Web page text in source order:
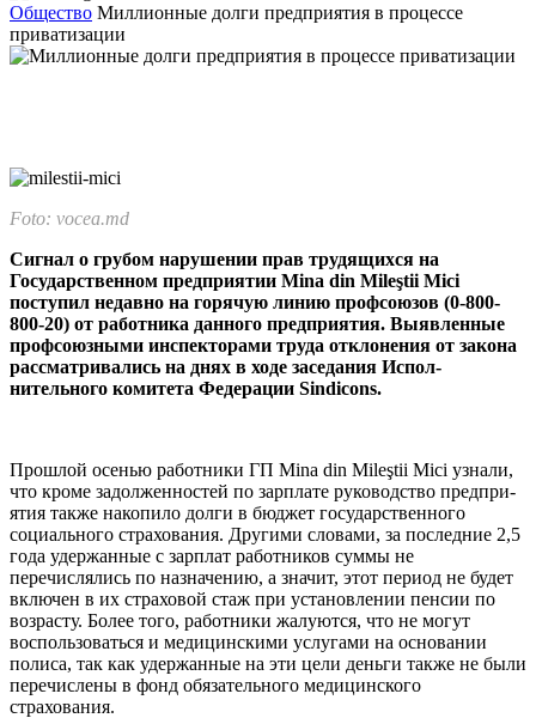
Общество Миллионные долги предприятия в процессе
приватизации
Foto: vocea.md
Сигнал о грубом нарушении прав трудящихся на
Государственном предприятии Mina din Mileştii Mici
поступил недавно на горячую ли­нию профсоюзов (0-800-
800-20) от работника данного предприя­тия. Выявленные
профсоюзны­ми инспекторами труда отклоне­ния от закона
рассматривались на днях в ходе заседания Испол­
нительного комитета Федерации Sindicons.
Прошлой осенью работники ГП Mina din Mileştii Mici узнали,
что кроме задолженностей по зарплате руководство предпри­
ятия также накопило долги в бюджет го­сударственного
социального страхования. Другими словами, за последние 2,5
года удержанные с зарплат работников суммы не
перечислялись по назначению, а значит, этот период не будет
включен в их страхо­вой стаж при установлении пенсии по
воз­расту. Более того, работники жалуются, что не могут
воспользоваться и медицински­ми услугами на основании
полиса, так как удержанные на эти цели деньги также не были
перечислены в фонд обязательного медицинского
страхования.